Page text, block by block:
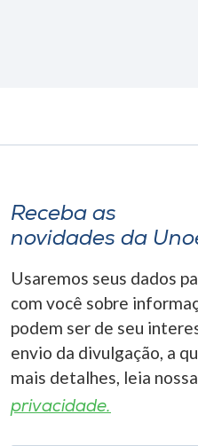
Receba as
novidades da
Usaremos seus dados
com você sobre
podem ser de seu
envio da divulgação, a
mais detalhes, leia nossa
privacidade.